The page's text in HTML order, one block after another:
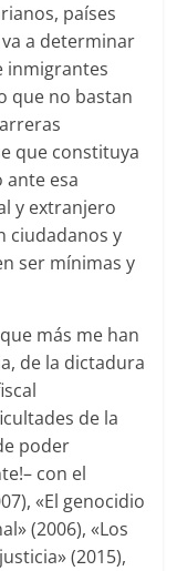
países
a determinar
inmigrantes
que no bastan
que constituya
ante esa
y extranjero
ciudadanos y
ser mínimas y
más me han
de la dictadura
de la
poder
con el
«El genocidio
(2006), «Los
(2015),